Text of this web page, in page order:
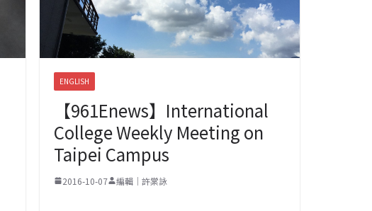
ENGLISH
【961Enews】International
College Weekly Meeting on
Taipei Campus
2016-10-07 編輯｜許棠詠